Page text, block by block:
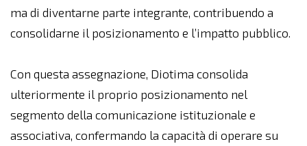
ma di diventarne parte integrante, contribuendo a
consolidarne il posizionamento e l’impatto pubblico.
Con questa assegnazione, Diotima consolida
ulteriormente il proprio posizionamento nel
segmento della comunicazione istituzionale e
associativa, confermando la capacità di operare su